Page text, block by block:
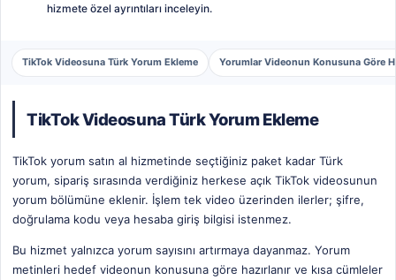
hizmete özel ayrıntıları inceleyin.
TikTok Videosuna Türk Yorum Ekleme Yorumlar Videonun Konusuna Göre
TikTok Videosuna Türk Yorum Ekleme
TikTok yorum satın al hizmetinde seçtiğiniz paket kadar Türk
yorum, sipariş sırasında verdiğiniz herkese açık TikTok videosunun
yorum bölümüne eklenir. İşlem tek video üzerinden ilerler; şifre,
doğrulama kodu veya hesaba giriş bilgisi istenmez.
Bu hizmet yalnızca yorum sayısını artırmaya dayanmaz. Yorum
metinleri hedef videonun konusuna göre hazırlanır ve kısa cümleler